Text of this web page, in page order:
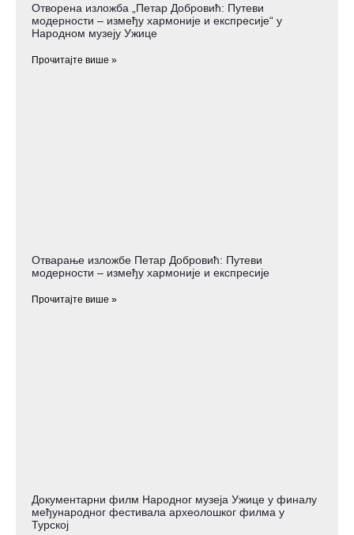
Отворена изложба „Петар Добровић: Путеви
модерности – између хармоније и експресије“ у
Народном музеју Ужице
Прочитајте више »
Отварање изложбе Петар Добровић: Путеви
модерности – између хармоније и експресије
Прочитајте више »
Документарни филм Народног музеја Ужице у финалу
међународног фестивала археолошког филма у
Турској